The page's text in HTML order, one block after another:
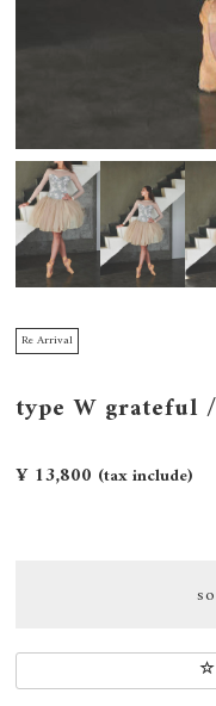
Re Arrival
type W grateful
¥ 13,800 (tax include)